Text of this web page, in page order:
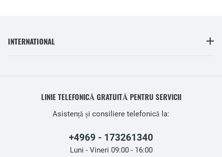
INTERNATIONAL
LINIE TELEFONICĂ GRATUITĂ PENTRU SERVICII
Asistență și consiliere telefonică la:
+4969 - 173261340
Luni - Vineri 09:00 - 16:00